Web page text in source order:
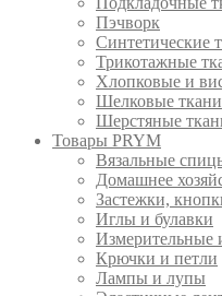
Пэчворк
Синтетические
Трикотажные
Хлопковые и
Шелковые ткани
Шерстяные
Товары PRYM
Вязальные
Домашнее
Застежки,
Иглы и булавки
Измерительные
Крючки и петли
Лампы и лупы